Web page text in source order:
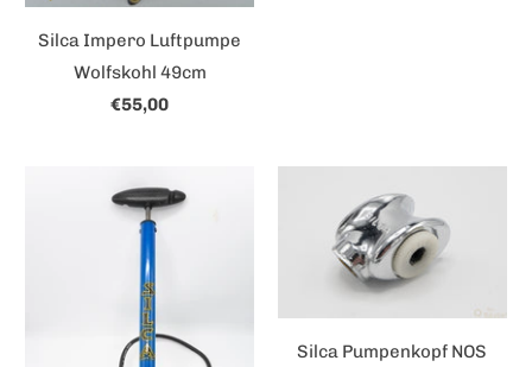
Silca Impero Luftpumpe
Wolfskohl 49cm
€55,00
Silca Pumpenkopf NOS